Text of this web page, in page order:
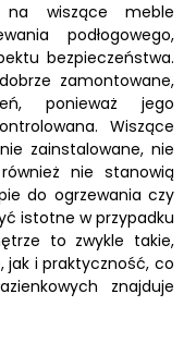
wiszące meble
podłogowego,
bezpieczeństwa.
zamontowane,
ponieważ jego
Wiszące
zainstalowane, nie
nie stanowią
do ogrzewania czy
istotne w przypadku
to zwykle takie,
jak i praktyczność, co
znajduje